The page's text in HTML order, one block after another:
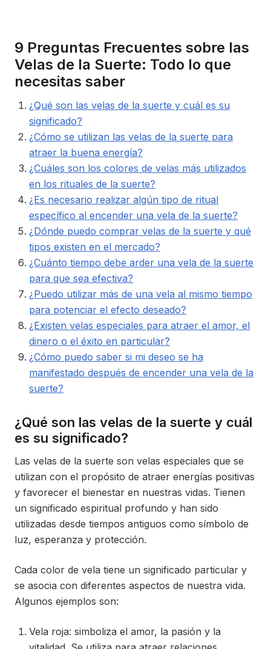
9 Preguntas Frecuentes sobre las
Velas de la Suerte: Todo lo que
necesitas saber
¿Qué son las velas de la suerte y cuál es su
significado?
¿Cómo se utilizan las velas de la suerte para
atraer la buena energía?
¿Cuáles son los colores de velas más utilizados
en los rituales de la suerte?
¿Es necesario realizar algún tipo de ritual
específico al encender una vela de la suerte?
¿Dónde puedo comprar velas de la suerte y qué
tipos existen en el mercado?
¿Cuánto tiempo debe arder una vela de la suerte
para que sea efectiva?
¿Puedo utilizar más de una vela al mismo tiempo
para potenciar el efecto deseado?
¿Existen velas especiales para atraer el amor, el
dinero o el éxito en particular?
¿Cómo puedo saber si mi deseo se ha
manifestado después de encender una vela de la
suerte?
¿Qué son las velas de la suerte y cuál
es su significado?
Las velas de la suerte son velas especiales que se
utilizan con el propósito de atraer energías positivas
y favorecer el bienestar en nuestras vidas. Tienen
un significado espiritual profundo y han sido
utilizadas desde tiempos antiguos como símbolo de
luz, esperanza y protección.
Cada color de vela tiene un significado particular y
se asocia con diferentes aspectos de nuestra vida.
Algunos ejemplos son:
Vela roja: simboliza el amor, la pasión y la